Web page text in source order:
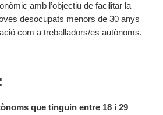
amb l’objectiu de facilitar la
desocupats menors de 30 anys
com a treballadors/es autònoms.
que tinguin entre 18 i 29